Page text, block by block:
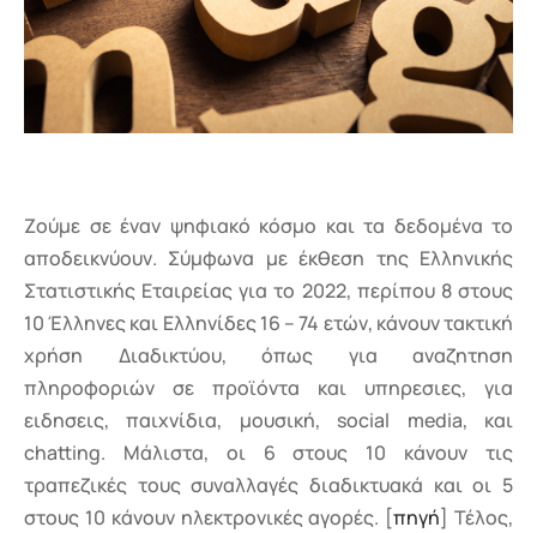
Ζούμε σε έναν ψηφιακό κόσμο και τα δεδομένα το
αποδεικνύουν. Σύμφωνα με έκθεση της Ελληνικής
Στατιστικής Εταιρείας για το 2022, περίπου 8 στους
10 Έλληνες και Ελληνίδες 16 – 74 ετών, κάνουν τακτική
χρήση Διαδικτύου, όπως για αναζητηση
πληροφοριών σε προϊόντα και υπηρεσιες, για
ειδησεις, παιχνίδια, μουσική, social media, και
chatting. Μάλιστα, οι 6 στους 10 κάνουν τις
τραπεζικές τους συναλλαγές διαδικτυακά και οι 5
στους 10 κάνουν ηλεκτρονικές αγορές. [πηγή] Τέλος,